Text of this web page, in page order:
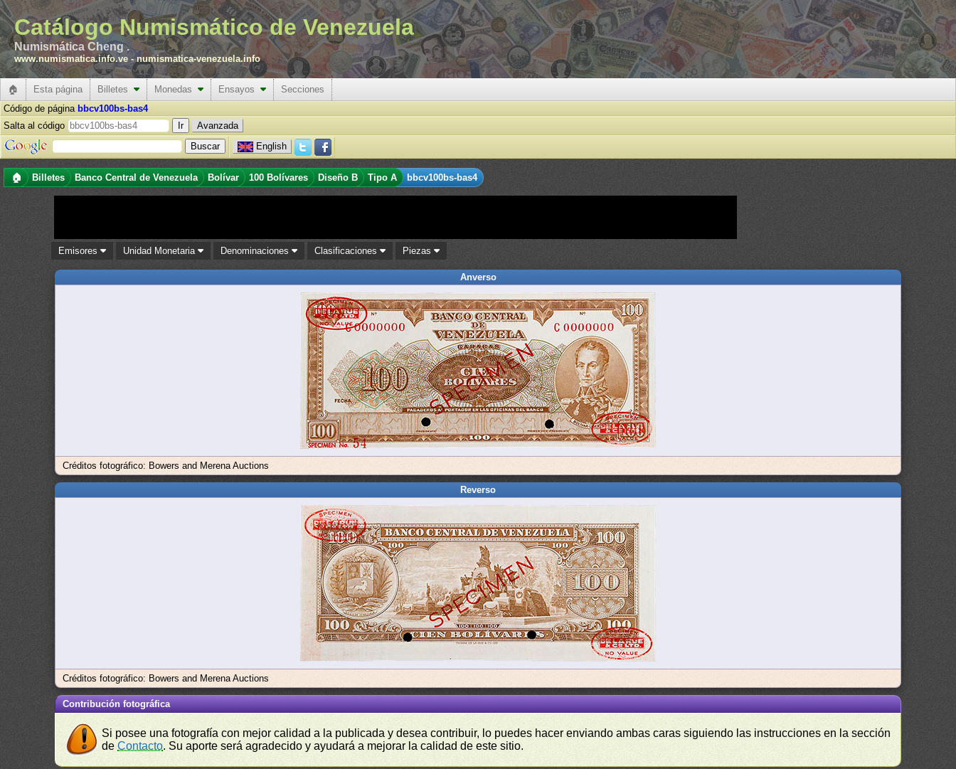
Catálogo Numismático de Venezuela
Numismática Cheng .
www.numismatica.info.ve -numismatica-venezuela.info
🏠 Esta página Billetes Monedas Ensayos
Secciones
Código de página bbcv100bs-bas4
Salta al código
Avanzada
English
🏠 Billetes Banco Central de Venezuela Bolívar 100 Bolívares Diseño B Tipo A bbcv100bs-bas4
Emisores Unidad Monetaria Denominaciones Clasificaciones Piezas
Anverso
Créditos fotográfico: Bowers and Merena Auctions
Reverso
Créditos fotográfico: Bowers and Merena Auctions
Contribución fotográfica
Si posee una fotografía con mejor calidad a la publicada y desea contribuir, lo puedes hacer enviando ambas caras siguiendo las instrucciones en la sección
deContacto. Su aporte será agradecido y ayudará a mejorar la calidad de este sitio.